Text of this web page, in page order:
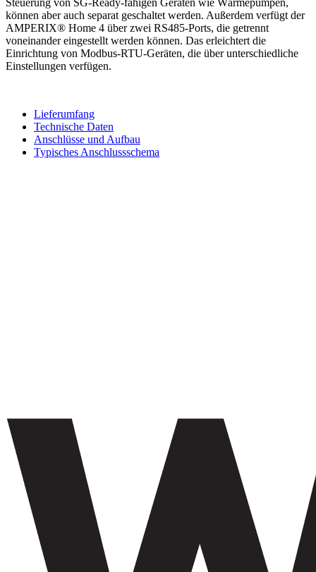
können aber auch separat geschaltet werden. Außerdem verfügt der
AMPERIX® Home 4 über zwei RS485-Ports, die getrennt
voneinander eingestellt werden können. Das erleichtert die
Einrichtung von Modbus-RTU-Geräten, die über unterschiedliche
Einstellungen verfügen.
Lieferumfang
Technische Daten
Anschlüsse und Aufbau
Typisches Anschlussschema